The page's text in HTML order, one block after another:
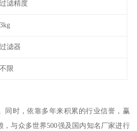
过滤精度
3kg
过滤器
不限
同时，依靠多年来积累的行业信誉，赢
与众多世界500强及国内知名厂家进行